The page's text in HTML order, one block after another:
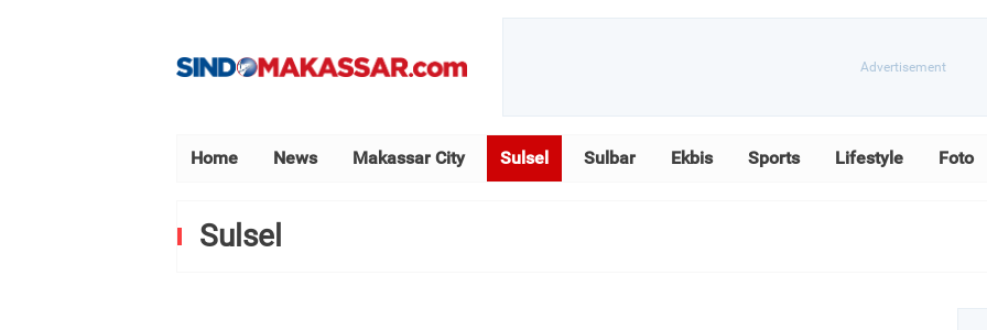
Home News Makassar City Sulsel Sulbar Ekbis Sports Lifestyle Foto
Sulsel